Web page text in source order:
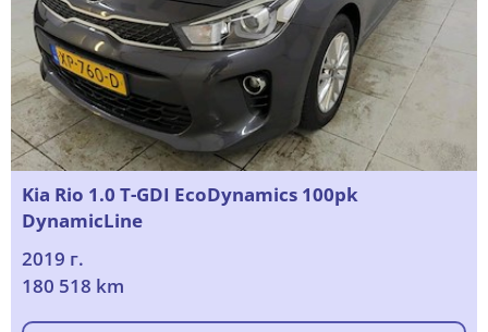
Kia Rio 1.0 T-GDI EcoDynamics 100pk
DynamicLine
2019 г.
180 518 km